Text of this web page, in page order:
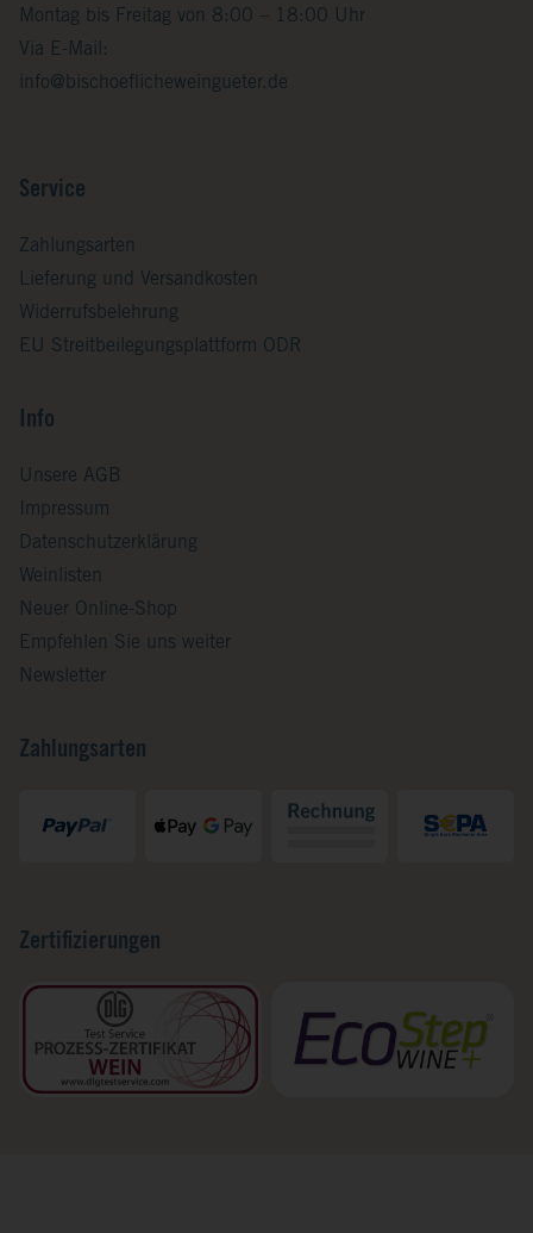
Montag bis Freitag von 8:00 – 18:00 Uhr
Via E-Mail:
info@bischoeflicheweingueter.de
Service
Zahlungsarten
Lieferung und Versandkosten
Widerrufsbelehrung
EU Streitbeilegungsplattform ODR
Info
Unsere AGB
Impressum
Datenschutzerklärung
Weinlisten
Neuer Online-Shop
Empfehlen Sie uns weiter
Newsletter
Zahlungsarten
Zertifizierungen